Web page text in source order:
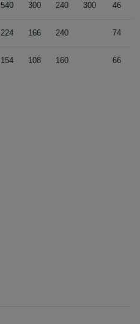
540 300 240 300 46
224 166 240 74
154 108 160 66